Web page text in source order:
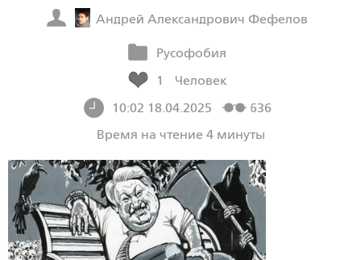
Андрей Александрович Фефелов
Русофобия
1
Человек
10:02 18.04.2025
636
Время на чтение 4 минуты